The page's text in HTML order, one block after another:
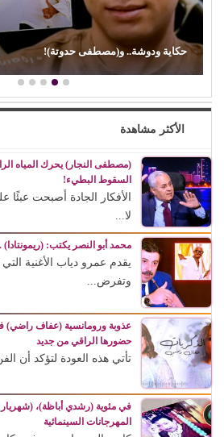
حكاية ودوشة.. و(مصطفى حدوتة)!
الأكثر مشاهدة
(مصطفى النجار) يحرك المياه
السقوط البطيء!
الأفكار الجادة أصبحت عبئًا
لا...
محمد أبو النصر يكتب:
يقدم عمرو دياب الأغنية
وتفرض...
عذوبة ورومانسية (عفاف راضي)
حضورها الراقي من جديد
تأتي هذه العودة لتؤكد أن
في مئوية (رشدي أباظة)،
المهرجانات السينمائية